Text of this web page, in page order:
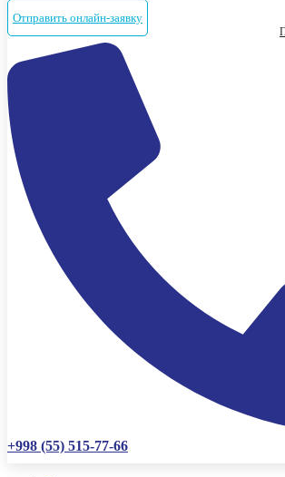
Отправить онлайн-заявку
+998 (55) 515-77-66